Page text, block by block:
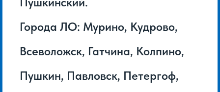
Города ЛО: Мурино, Кудрово,
Всеволожск, Гатчина, Колпино,
Пушкин, Павловск, Петергоф,